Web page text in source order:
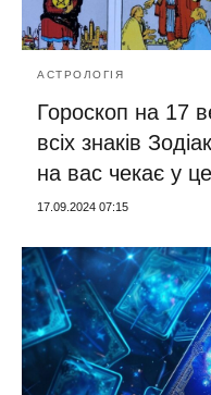
АСТРОЛОГІЯ
Гороскоп на 17
всіх знаків
на вас чекає у
17.09.2024 07:15